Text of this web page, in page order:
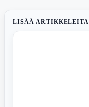
LISÄÄ ARTIKKELEITA